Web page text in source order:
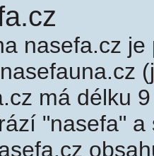
nasefa.cz
má délku
"nasefa"